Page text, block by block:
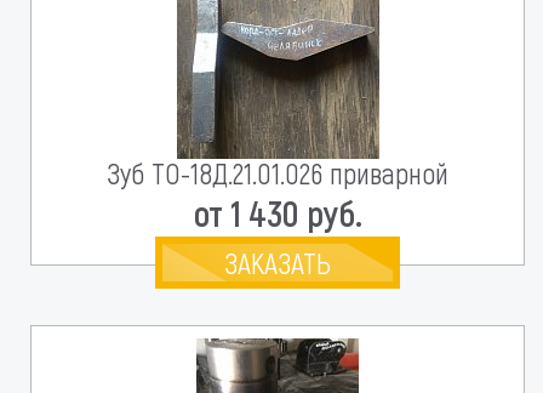
Зуб ТО-18Д.21.01.026 приварной
от 1 430 руб.
ЗАКАЗАТЬ